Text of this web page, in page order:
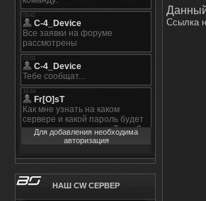
Для добавления необходима
авторизация
НАШ CW СЕРВЕР
Ссылка